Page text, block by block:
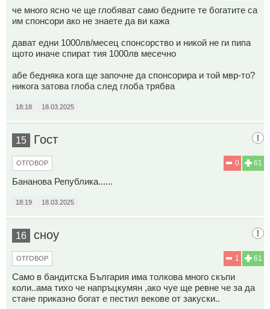
че много ясно че ще глобяват само бедните те богатите са
им спонсори ако не знаете да ви кажа
дават едни 1000лв/месец спонсорство и никой не ги пипа
щото иначе спират тия 1000лв месечно
абе бедняка кога ще започне да спонсорира и той мвр-то?
никога затова глоба след глоба трябва
18:18 18.03.2025
15 Гост
61
0
ОТГОВОР
Бананова Република......
18:19 18.03.2025
16 сноу
61
1
ОТГОВОР
Само в бандитска България има толкова много скъпи
коли..ама тихо че напръцкумян ,ако чуе ще ревне че за да
стане приказно богат е пестил векове от закуски..